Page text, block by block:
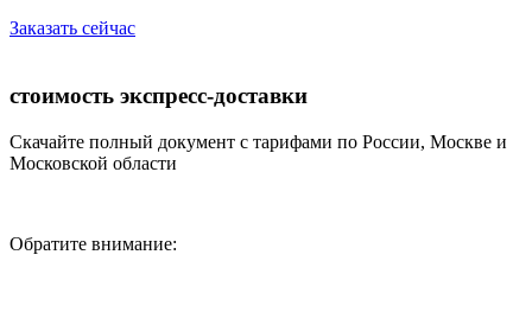
Заказать сейчас
стоимость экспресс-доставки
Скачайте полный документ с тарифами по России, Москве и
Московской области
Обратите внимание: